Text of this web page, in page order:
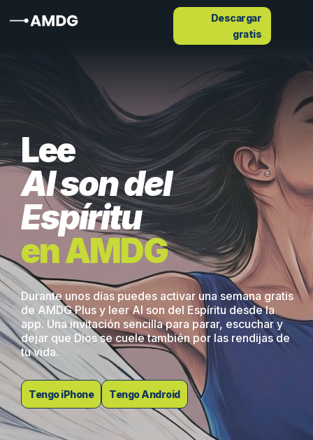
Descargar
gratis
Lee
Al son del
Espíritu
en AMDG
Durante unos días puedes activar una semana gratis
de AMDG Plus y leer Al son del Espíritu desde la
app. Una invitación sencilla para parar, escuchar y
dejar que Dios se cuele también por las rendijas de
tu vida.
Tengo iPhone Tengo Android